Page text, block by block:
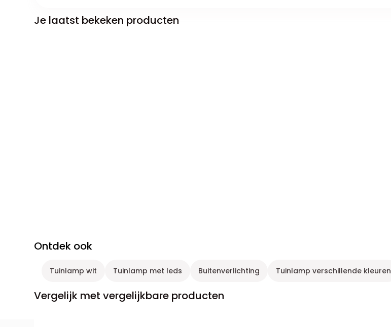
Je laatst bekeken producten
Ontdek ook
Tuinlamp wit Tuinlamp met leds Buitenverlichting Tuinlamp verschillende kleuren
Vergelijk met vergelijkbare producten